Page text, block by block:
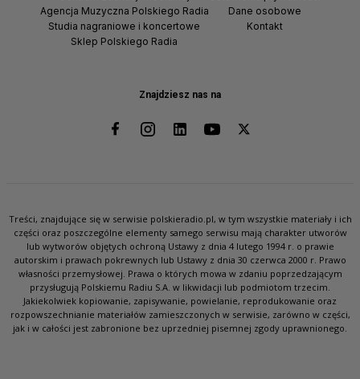
Znajdziesz nas na
Agencja Muzyczna Polskiego Radia
Studia nagraniowe i koncertowe
Sklep Polskiego Radia
Dane osobowe
Kontakt
Treści, znajdujące się w serwisie polskieradio.pl, w tym wszystkie materiały i ich
części oraz poszczególne elementy samego serwisu mają charakter utworów
lub wytworów objętych ochroną Ustawy z dnia 4 lutego 1994 r. o prawie
autorskim i prawach pokrewnych lub Ustawy z dnia 30 czerwca 2000 r. Prawo
własności przemysłowej. Prawa o których mowa w zdaniu poprzedzającym
przysługują Polskiemu Radiu S.A. w likwidacji lub podmiotom trzecim.
Jakiekolwiek kopiowanie, zapisywanie, powielanie, reprodukowanie oraz
rozpowszechnianie materiałów zamieszczonych w serwisie, zarówno w części,
jak i w całości jest zabronione bez uprzedniej pisemnej zgody uprawnionego.